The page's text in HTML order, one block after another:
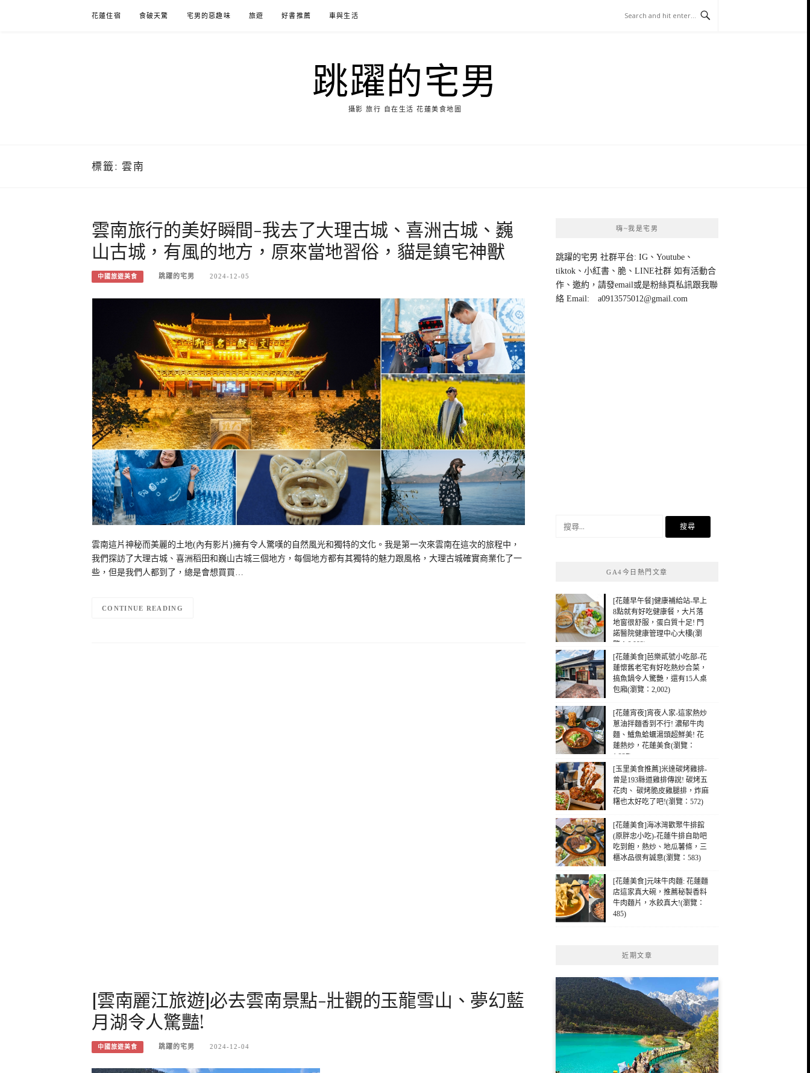
花蓮住宿 食破天驚 宅男的惡趣味 旅遊 好書推薦 車與生活
跳躍的宅男
攝影 旅行 自在生活 花蓮美食地圖
標籤: 雲南
雲南旅行的美好瞬間-我去了大理古城、喜洲古城、巍
山古城，有風的地方，原來當地習俗，貓是鎮宅神獸
中國旅遊美食 跳躍的宅男 2024-12-05
雲南這片神秘而美麗的土地(內有影片)擁有令人驚嘆的自然風光和獨特的文化。我是第一次來雲南在這次的旅程中，
我們探訪了大理古城、喜洲稻田和巍山古城三個地方，每個地方都有其獨特的魅力跟風格，大理古城確實商業化了一
些，但是我們人都到了，總是會想買買…
CONTINUE READING
[雲南麗江旅遊]必去雲南景點-壯觀的玉龍雪山、夢幻藍
月湖令人驚豔!
中國旅遊美食 跳躍的宅男 2024-12-04
嗨~我是宅男
跳躍的宅男 社群平台: IG、Youtube、
tiktok、小紅書、脆、LINE社群 如有活動合
作、邀約，請發email或是粉絲頁私訊跟我聯
絡 Email: a0913575012@gmail.com
GA4今日熱門文章
[花蓮早午餐]健康補給站-早上
8點就有好吃健康餐，大片落
地窗很舒服，蛋白質十足! 門
諾醫院健康管理中心大樓(瀏
覽：6,092)
[花蓮美食]芭樂貳號小吃部-花
蓮懷舊老宅有好吃熱炒合菜，
搞魚鍋令人驚艷，還有15人桌
包廂(瀏覽：2,002)
[花蓮宵夜]宵夜人家-這家熱炒
蔥油拌麵香到不行! 濃郁牛肉
麵、鱸魚蛤蠣湯頭超鮮美! 花
蓮熱炒，花蓮美食(瀏覽：
1,227)
[玉里美食推薦]米達碳烤雞排-
曾是193縣道雞排傳說! 碳烤五
花肉、 碳烤脆皮雞腿排，炸麻
糬也太好吃了吧!(瀏覽：572)
[花蓮美食]海冰灣歡聚牛排館
(原胖忠小吃)-花蓮牛排自助吧
吃到飽，熱炒、地瓜薯條，三
櫃冰品很有誠意(瀏覽：583)
[花蓮美食]元味牛肉麵: 花蓮麵
店這家真大碗，推薦秘製香料
牛肉麵片，水餃真大!(瀏覽：
485)
近期文章